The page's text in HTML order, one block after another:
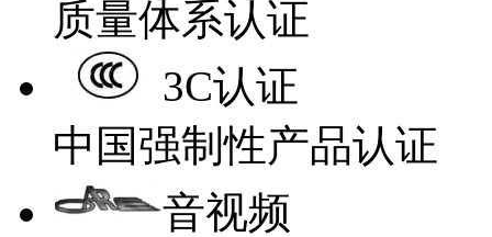
质量体系认证
3C认证
中国强制性产品认证
音视频